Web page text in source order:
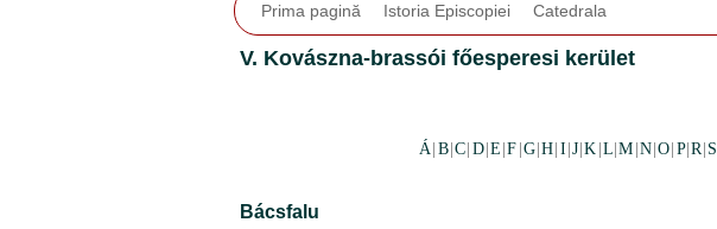
Prima pagină Istoria Episcopiei Catedrala
V. Kovászna-brassói főesperesi kerület
Á B |C D E |F G |H I |J |K L |M N |O P| R S
Bácsfalu